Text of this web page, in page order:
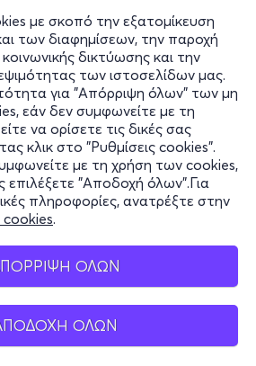
με σκοπό την εξατομίκευση
των διαφημίσεων, την παροχή
δικτύωσης και την
των ιστοσελίδων μας.
για "Απόρριψη όλων" των μη
εάν δεν συμφωνείτε με τη
να ορίσετε τις δικές σας
κλικ στο "Ρυθμίσεις cookies".
με τη χρήση των cookies,
"Αποδοχή όλων".Για
πληροφορίες, ανατρέξτε στην
cookies.
ΟΛΩΝ
ΟΛΩΝ